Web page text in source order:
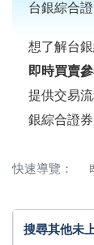
台銀綜合
想了解台
即時買賣
提供交易
銀綜合證券
快速導覽：
搜尋其他未
搜尋其他未